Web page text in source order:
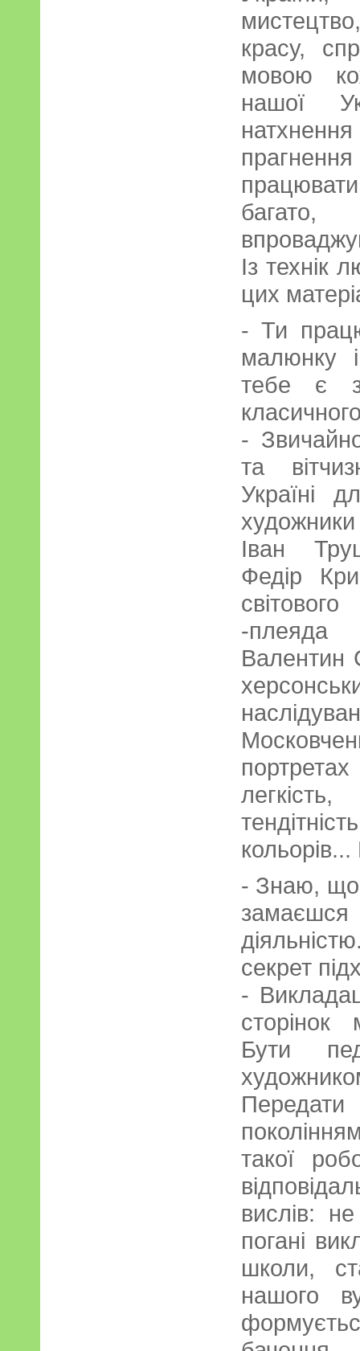
красу,
мовою
нашої
Із технік
цих
- Ти
малюнку
тебе є
-
та
Україні
Іван
Федір
-плеяда
Валентин
- Знаю, що
секрет
-
сторінок
Бути
Передати
такої
вислів:
погані
школи,
нашого